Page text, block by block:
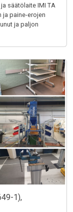
säätölaite IMI TA
ja paine-erojen
ja paljon
1),